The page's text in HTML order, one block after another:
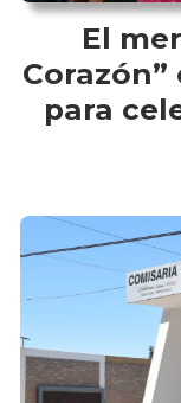
El
para